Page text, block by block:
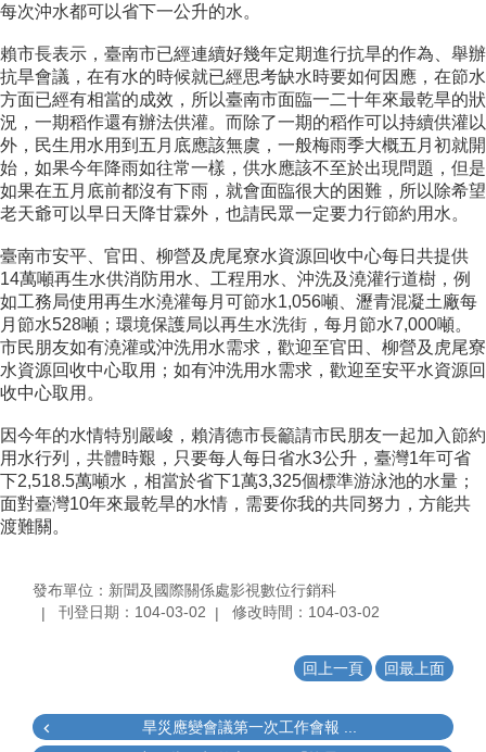
每次沖水都可以省下一公升的水。
賴市長表示，臺南市已經連續好幾年定期進行抗旱的作為、舉辦
抗旱會議，在有水的時候就已經思考缺水時要如何因應，在節水
方面已經有相當的成效，所以臺南市面臨一二十年來最乾旱的狀
況，一期稻作還有辦法供灌。而除了一期的稻作可以持續供灌以
外，民生用水用到五月底應該無虞，一般梅雨季大概五月初就開
始，如果今年降雨如往常一樣，供水應該不至於出現問題，但是
如果在五月底前都沒有下雨，就會面臨很大的困難，所以除希望
老天爺可以早日天降甘霖外，也請民眾一定要力行節約用水。
臺南市安平、官田、柳營及虎尾寮水資源回收中心每日共提供
14萬噸再生水供消防用水、工程用水、沖洗及澆灌行道樹，例
如工務局使用再生水澆灌每月可節水1,056噸、瀝青混凝土廠每
月節水528噸；環境保護局以再生水洗街，每月節水7,000噸。
市民朋友如有澆灌或沖洗用水需求，歡迎至官田、柳營及虎尾寮
水資源回收中心取用；如有沖洗用水需求，歡迎至安平水資源回
收中心取用。
因今年的水情特別嚴峻，賴清德市長籲請市民朋友一起加入節約
用水行列，共體時艱，只要每人每日省水3公升，臺灣1年可省
下2,518.5萬噸水，相當於省下1萬3,325個標準游泳池的水量；
面對臺灣10年來最乾旱的水情，需要你我的共同努力，方能共
渡難關。
發布單位：新聞及國際關係處影視數位行銷科
刊登日期：104-03-02
修改時間：104-03-02
回上一頁 回最上面
旱災應變會議第一次工作會報 ...